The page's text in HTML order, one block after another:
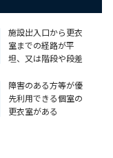
施設出入口から更衣
室までの経路が平
坦、又は階段や段差
いすで移動可能なエ
レベーターやスロープ
等がある
障害のある方等が優
先利用できる個室の
更衣室がある